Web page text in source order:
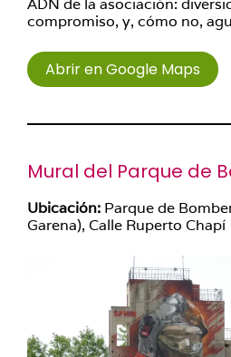
ADN de la asociación:
compromiso, y, cómo no,
Abrir en Google Maps
Mural del Parque de
Ubicación: Parque de
Garena), Calle Ruperto Chapí